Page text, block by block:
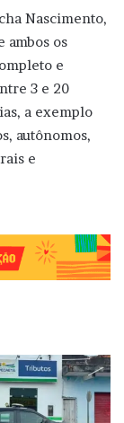
Nascimento,
ambos os
e
3 e 20
a exemplo
autônomos,
e